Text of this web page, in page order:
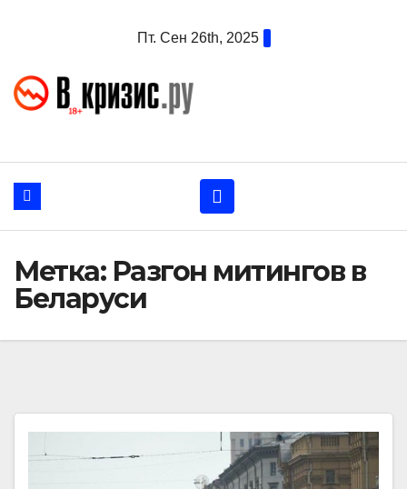
Пт. Сен 26th, 2025
Метка: Разгон митингов в
Беларуси